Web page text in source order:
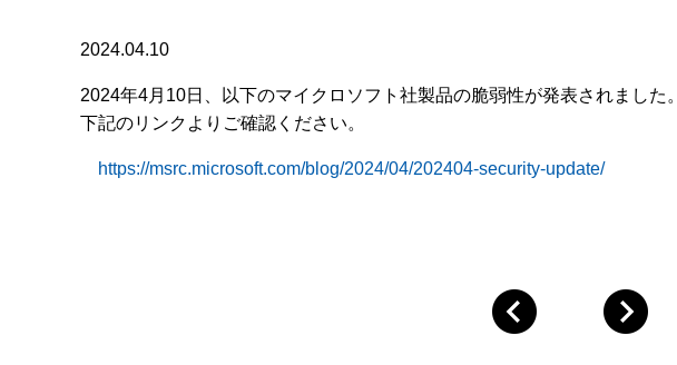
2024.04.10
2024年4月10日、以下のマイクロソフト社製品の脆弱性が発表されました。
下記のリンクよりご確認ください。
https://msrc.microsoft.com/blog/2024/04/202404-security-update/